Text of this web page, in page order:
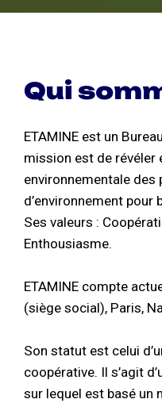
Qui
ETAMINE est un
mission est de révéler
environnementale
d’environnement pour
Ses valeurs :
Enthousiasme.
ETAMINE compte
(siège social), Paris,
Son statut est celui
coopérative. Il s’agit
sur lequel est basé un